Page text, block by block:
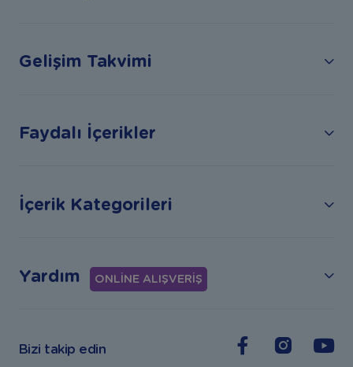
Gelişim Takvimi
Faydalı İçerikler
İçerik Kategorileri
Yardım ONLİNE ALIŞVERİŞ
Bizi takip edin